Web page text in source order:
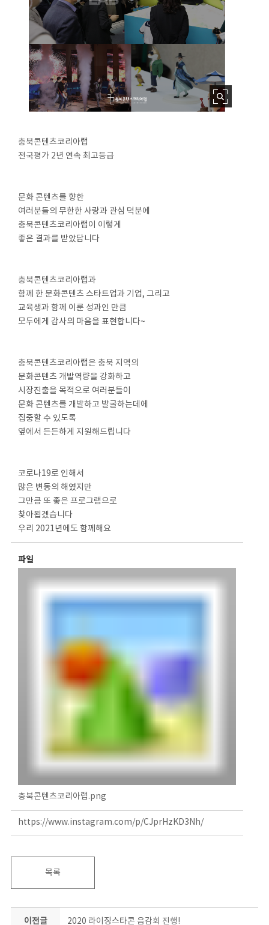
충북콘텐츠코리아랩
전국평가 2년 연속 최고등급
문화 콘텐츠를 향한
여러분들의 무한한 사랑과 관심 덕분에
충북콘텐츠코리아랩이 이렇게
좋은 결과를 받았답니다
충북콘텐츠코리아랩과
함께 한 문화콘텐츠 스타트업과 기업, 그리고
교육생과 함께 이룬 성과인 만큼
모두에게 감사의 마음을 표현합니다~
충북콘텐츠코리아랩은 충북 지역의
문화콘텐츠 개발역량을 강화하고
시장진출을 목적으로 여러분들이
문화 콘텐츠를 개발하고 발굴하는데에
집중할 수 있도록
옆에서 든든하게 지원해드립니다
코로나19로 인해서
많은 변동의 해였지만
그만큼 또 좋은 프로그램으로
찾아뵙겠습니다
우리 2021년에도 함께해요
파일
충북콘텐츠코리아랩.png
https://www.instagram.com/p/CJprHzKD3Nh/
목록
이전글 2020 라이징스타콘 음감회 진행!